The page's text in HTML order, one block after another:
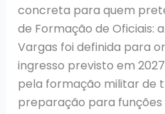
vagas
concreta para quem
de Formação de Oficiais:
Vargas foi definida para
ingresso previsto em
pela formação militar de
preparação para